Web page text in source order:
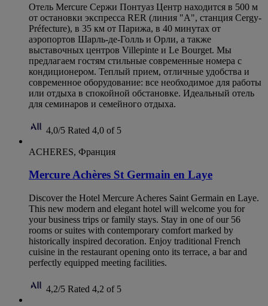
Отель Mercure Сержи Понтуаз Центр находится в 500 м
от остановки экспресса RER (линия "A", станция Cergy-
Préfecture), в 35 км от Парижа, в 40 минутах от
аэропортов Шарль-де-Голль и Орли, а также
выставочных центров Villepinte и Le Bourget. Мы
предлагаем гостям стильные современные номера с
кондиционером. Теплый прием, отличные удобства и
современное оборудование: все необходимое для работы
или отдыха в спокойной обстановке. Идеальный отель
для семинаров и семейного отдыха.
4,0/5 Rated 4,0 of 5
ACHERES, Франция
Mercure Achères St Germain en Laye
Discover the Hotel Mercure Acheres Saint Germain en Laye.
This new modern and elegant hotel will welcome you for
your business trips or family stays. Stay in one of our 56
rooms or suites with contemporary comfort marked by
historically inspired decoration. Enjoy traditional French
cuisine in the restaurant opening onto its terrace, a bar and
perfectly equipped meeting facilities.
4,2/5 Rated 4,2 of 5